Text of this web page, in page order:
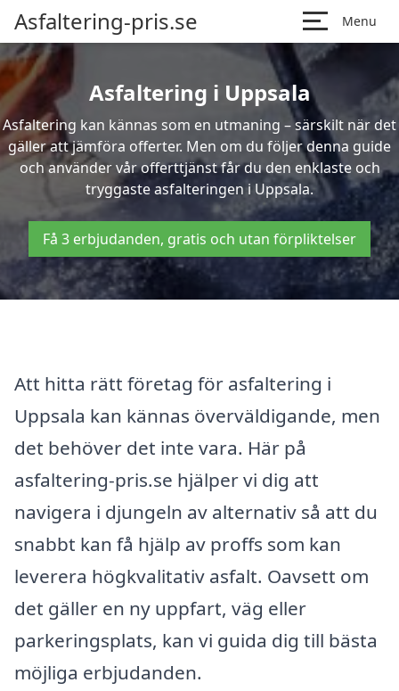
Asfaltering-pris.se Menu
Asfaltering i Uppsala
Asfaltering kan kännas som en utmaning – särskilt när det
gäller att jämföra offerter. Men om du följer denna guide
och använder vår offerttjänst får du den enklaste och
tryggaste asfalteringen i Uppsala.
Få 3 erbjudanden, gratis och utan förpliktelser
Att hitta rätt företag för asfaltering i
Uppsala kan kännas överväldigande, men
det behöver det inte vara. Här på
asfaltering-pris.se hjälper vi dig att
navigera i djungeln av alternativ så att du
snabbt kan få hjälp av proffs som kan
leverera högkvalitativ asfalt. Oavsett om
det gäller en ny uppfart, väg eller
parkeringsplats, kan vi guida dig till bästa
möjliga erbjudanden.